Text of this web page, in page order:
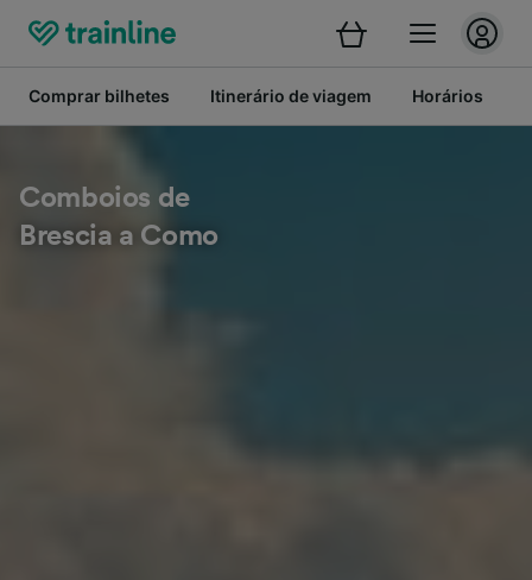
Comprar bilhetes Itinerário de viagem Horários
Comboios de
Brescia a Como